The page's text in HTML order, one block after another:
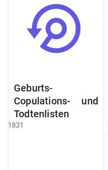
Geburts-
Copulations- und
Todtenlisten
1831